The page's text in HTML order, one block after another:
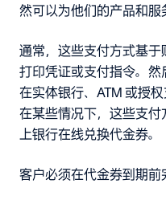
然可以为他们的产品和服
通常，这些支付方式基
打印凭证或支付指令。
在实体银行、ATM 或授
在某些情况下，这些支
上银行在线兑换代金券。
客户必须在代金券到期前